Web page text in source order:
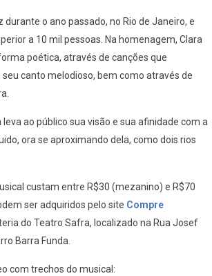
o ano passado, no Rio de Janeiro, e
a 10 mil pessoas. Na homenagem, Clara
poética, através de canções que
canto melodioso, bem como através de
ao público sua visão e sua afinidade com a
ora se aproximando dela, como dois rios
custam entre R$30 (mezanino) e R$70
ser adquiridos pelo site Compre
do Teatro Safra, localizado na Rua Josef
Barra Funda.
com trechos do musical: